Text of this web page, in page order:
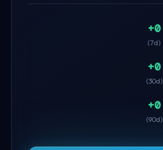
+0
(7d)
+0
(30d)
+0
(90d)